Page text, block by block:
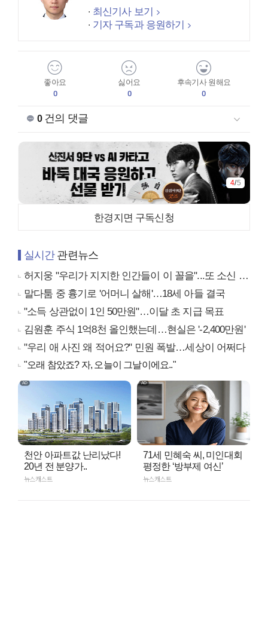
최신기사 보기
기자 구독과 응원하기
좋아요
0
싫어요
0
후속기사 원해요
0
0건의 댓글
4/5
한경지면 구독신청
실시간관련뉴스
허지웅 "우리가 지지한 인간들이 이 꼴을"...또 소신 발언
말다툼 중 흉기로 '어머니 살해'…18세 아들 결국
"소득 상관없이 1인 50만원"…이달 초 지급 목표
김원훈 주식 1억8천 올인했는데…현실은 '-2,400만원'
"우리 애 사진 왜 적어요?" 민원 폭발…세상이 어쩌다
"오래 참았죠? 자, 오늘이 그날이에요.."
천안 아파트값 난리났다!
20년 전 분양가..
뉴스캐스트
71세 민혜숙 씨, 미인대회
평정한 ‘방부제 여신’
뉴스캐스트